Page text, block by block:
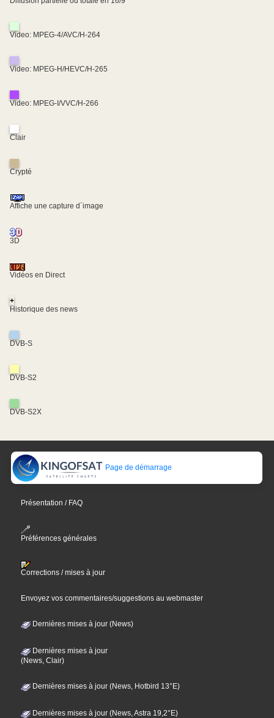
Video: MPEG-4/AVC/H-264
Video: MPEG-H/HEVC/H-265
Video: MPEG-I/VVC/H-266
Clair
Crypté
Affiche une capture d´image
3D
Vidéos en Direct
+
Historique des news
DVB-S
DVB-S2
DVB-S2X
Page de démarrage
Présentation / FAQ
Préférences générales
Corrections / mises à jour
Envoyez vos commentaires/suggestions au webmaster
Dernières mises à jour (News)
Dernières mises à jour
(News, Clair)
Dernières mises à jour (News, Hotbird 13°E)
Dernières mises à jour (News, Astra 19,2°E)